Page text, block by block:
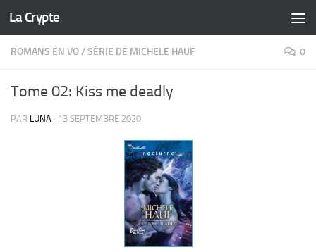
Skip to content
La Crypte
ROMANS EN VO/SÉRIE DE MICHELE HAUF 0
Tome 02: Kiss me deadly
PAR LUNA · 13 SEPTEMBRE 2020